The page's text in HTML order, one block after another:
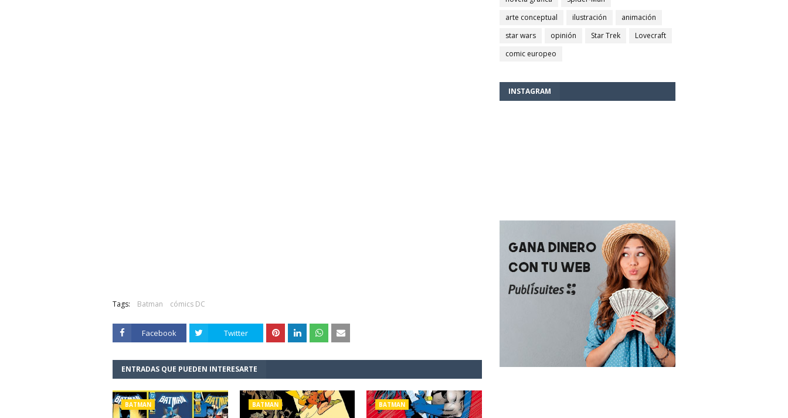
Tags: Batman cómics DC
Facebook Twitter
ENTRADAS QUE PUEDEN INTERESARTE
BATMAN BATMAN BATMAN
arte conceptual
ilustración
animación
star wars
opinión Star Trek
Lovecraft
comic europeo
INSTAGRAM